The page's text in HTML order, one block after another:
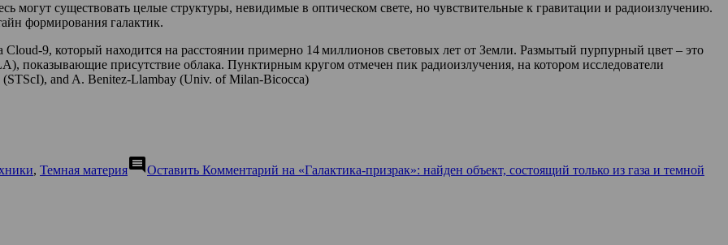
могут существовать целые структуры, невидимые в оптическом свете, но чувствительные к гравитации и радиоизлучению.
формирования галактик.
9, который находится на расстоянии примерно 14 миллионов световых лет от Земли. Размытый пурпурный цвет – это
показывающие присутствие облака. Пунктирным кругом отмечен пик радиоизлучения, на котором исследователи
and A. Benitez-Llambay (Univ. of Milan-Bicocca)
, Темная материяcomment Оставить Комментарий на «Галактика-призрак»: найден объект, состоящий только из газа и темной